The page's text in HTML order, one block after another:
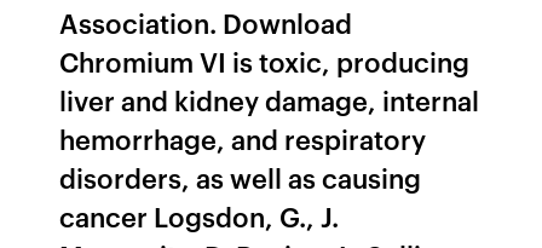
Association. Download
Chromium VI is toxic, producing
liver and kidney damage, internal
hemorrhage, and respiratory
disorders, as well as causing
cancer Logsdon, G., J.